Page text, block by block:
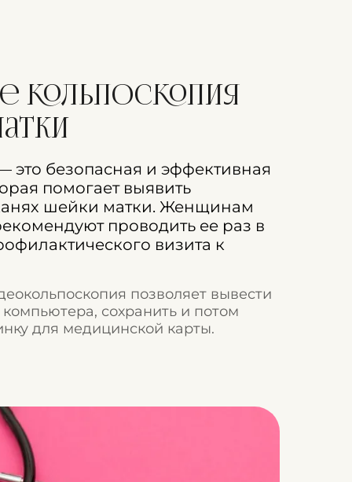
кольпоскопия
это безопасная и эффективная
помогает выявить
шейки матки. Женщинам
проводить ее раз в
визита к
позволяет вывести
сохранить и потом
для медицинской карты.